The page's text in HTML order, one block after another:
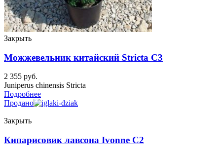
Закрыть
Можжевельник китайский Stricta C3
2 355 руб.
Juniperus chinensis Stricta
Подробнее
Продано
Закрыть
Кипарисовик лавсона Ivonne C2